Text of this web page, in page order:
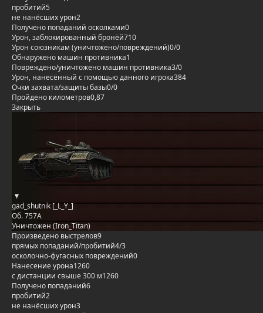
пробитий5
не нанёсших урон2
Получено попаданий осколками0
Урон, заблокированный бронёй710
Урон союзникам (уничтожено/повреждений)0/0
Обнаружено машин противника1
Повреждено/уничтожено машин противника3/0
Урон, нанесённый с помощью данного игрока384
Очки захвата/защиты базы0/0
Пройдено километров0,87
Закрыть
gad_shutnik [_L_Y_]
Об. 757А
Уничтожен (Iron_Titan)
Произведено выстрелов9
прямых попаданий/пробитий4/3
осколочно-фугасных повреждений0
Нанесение урона1260
с дистанции свыше 300 м1260
Получено попаданий6
пробитий2
не нанёсших урон3